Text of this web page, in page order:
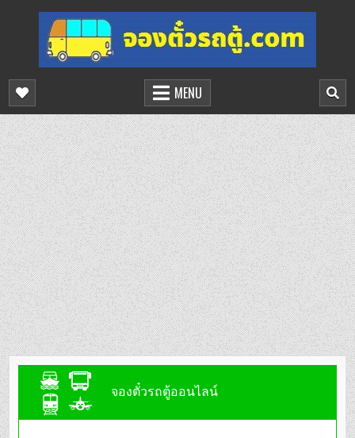
content
จองตั๋วรถตู้ออนไลน์
บริการจองตั๋วรถตู้ออนไลน์
MENU
จองตั๋วรถตู้ออนไลน์